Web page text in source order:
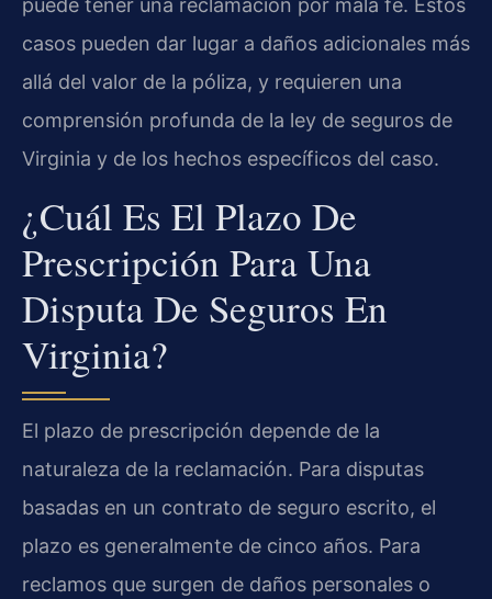
casos pueden dar lugar a daños adicionales más
allá del valor de la póliza, y requieren una
comprensión profunda de la ley de seguros de
Virginia y de los hechos específicos del caso.
¿Cuál Es El Plazo De
Prescripción Para Una
Disputa De Seguros En
Virginia?
El plazo de prescripción depende de la
naturaleza de la reclamación. Para disputas
basadas en un contrato de seguro escrito, el
plazo es generalmente de cinco años. Para
reclamos que surgen de daños personales o